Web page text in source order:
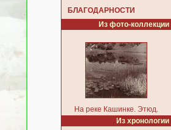
БЛАГОДАРНОСТИ
Из фото-коллекции
На реке Кашинке. Этюд.
Из хронологии